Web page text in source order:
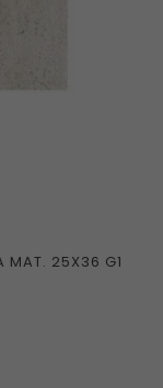
MAT. 25X36 G1